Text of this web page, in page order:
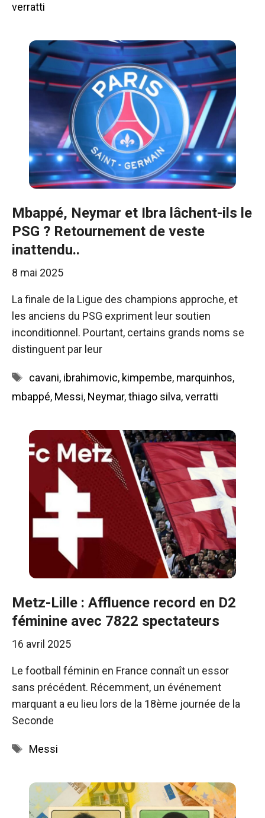
verratti
Mbappé, Neymar et Ibra lâchent-ils le
PSG ? Retournement de veste
inattendu..
8 mai 2025
La finale de la Ligue des champions approche, et
les anciens du PSG expriment leur soutien
inconditionnel. Pourtant, certains grands noms se
distinguent par leur
Étiquettes
cavani, ibrahimovic, kimpembe, marquinhos,
mbappé, Messi, Neymar,thiago silva,verratti
Metz-Lille : Affluence record en D2
féminine avec 7822 spectateurs
16 avril 2025
Le football féminin en France connaît un essor
sans précédent. Récemment, un événement
marquant a eu lieu lors de la 18ème journée de la
Seconde
Étiquettes
Messi